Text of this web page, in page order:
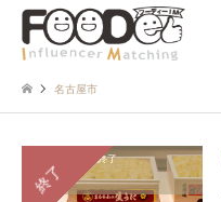
名古屋市
終了
募集終了
報告期間：
終了